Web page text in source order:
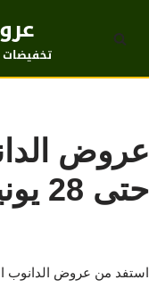
تخطى
حتى 28 يونيو
استفد من عروض الدانوب